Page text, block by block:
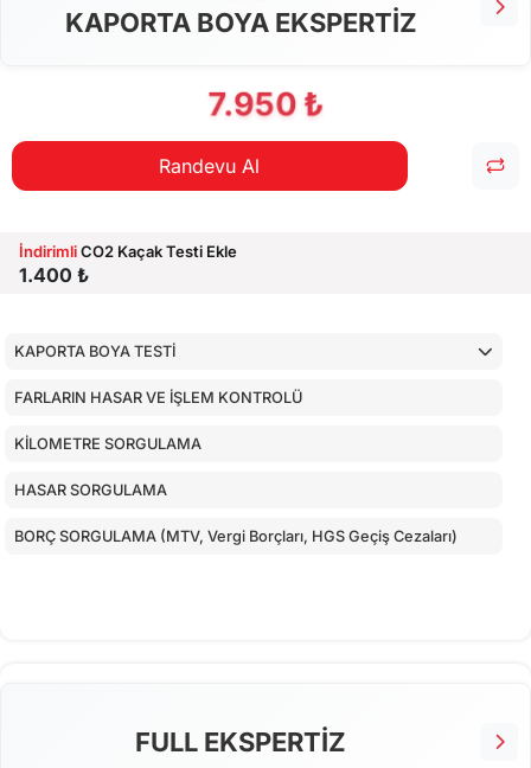
KAPORTA BOYA EKSPERTİZ
7.950 ₺
Randevu Al
İndirimliCO2 Kaçak Testi Ekle
1.400 ₺
KAPORTA BOYA TESTİ
FARLARIN HASAR VE İŞLEM KONTROLÜ
KİLOMETRE SORGULAMA
HASAR SORGULAMA
BORÇ SORGULAMA (MTV, Vergi Borçları, HGS Geçiş Cezaları)
FULL EKSPERTİZ